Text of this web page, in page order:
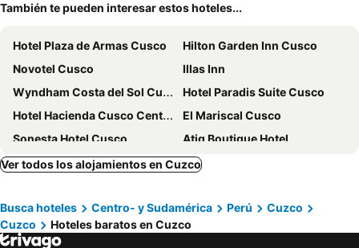
También te pueden interesar estos hoteles...
Hotel Plaza de Armas Cusco
Hilton Garden Inn Cusco
Novotel Cusco
Illas Inn
Wyndham Costa del Sol Cusco
Hotel Paradis Suite Cusco
Hotel Hacienda Cusco Centro Historico
El Mariscal Cusco
Sonesta Hotel Cusco
Atiq Boutique Hotel
Antawasi Cusco
Fuente de Agua Hotel
San Blas Plaza Inn
Maytaq Wasin Boutique Hotel
JW Marriott El Convento Cusco
Waman Qorikancha
Ver todos los alojamientos en Cuzco
Busca hoteles Centro- y Sudamérica Perú
Cuzco
Cuzco
Hoteles baratos en Cuzco